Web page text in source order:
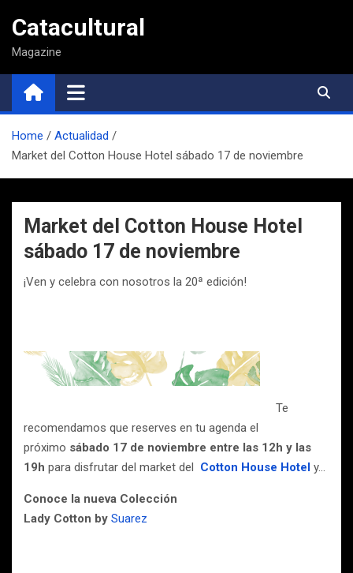
contenido
Catacultural
Magazine
Home
Actualidad
Market del Cotton House Hotel sábado 17 de noviembre
Market del Cotton House Hotel
sábado 17 de noviembre
¡Ven y celebra con nosotros la 20ª edición!
Te
recomendamos que reserves en tu agenda el
próximo sábado 17 de noviembre entre las 12h y las
19h para disfrutar del market del Cotton House Hotel y…
Conoce la nueva Colección
Lady Cotton by Suarez